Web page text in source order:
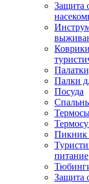
Защита
Коврики
Палки
Посуда
Пикник
питание
Защита